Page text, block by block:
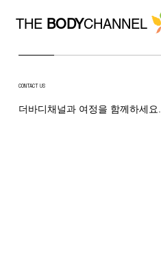
THE BODYCHANNEL
CONTACT US
더바디채널과 여정을 함께하세요.